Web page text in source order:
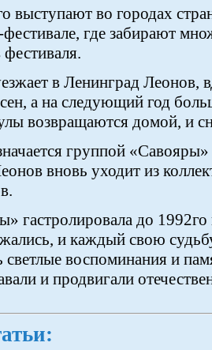
выступают во городах
где забирают
фестиваля.
в Ленинград Леонов,
а на следующий год
возвращаются домой, и
группой
вновь уходит из
гастролировала до 1992го
и каждый свою
светлые воспоминания и
и продвигали